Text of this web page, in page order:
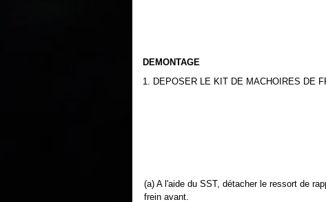
DEMONTAGE
1. DEPOSER LE KIT DE MACHOIRES DE
(a) A l'aide du SST, détacher le ressort de
frein avant.